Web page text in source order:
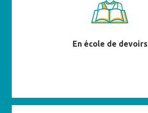
En école de devoirs
En savoir plus